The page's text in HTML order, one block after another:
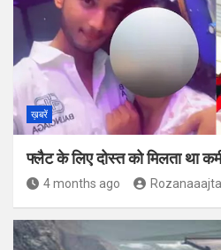
ख़बरें
फ्लैट के लिए दोस्त को मिलता था
4 months ago